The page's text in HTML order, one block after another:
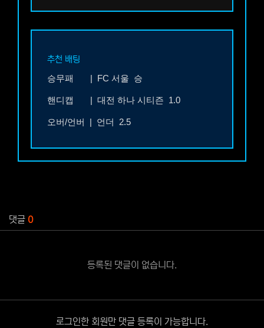
추천 배팅
승무패 |
FC 서울 승
핸디캡 | 대전 하나 시티즌 1.0
오버/언버 | 언더 2.5
댓글 0
등록된 댓글이 없습니다.
로그인한 회원만 댓글 등록이 가능합니다.